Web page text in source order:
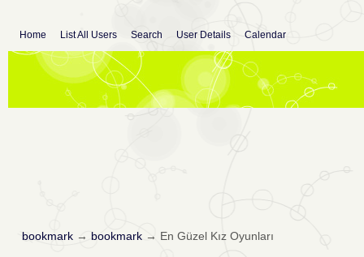
Home List All Users Search User Details Calendar
bookmark→ bookmark→ En Güzel Kız Oyunları